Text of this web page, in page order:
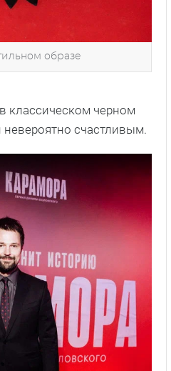
образе
классическом черном
счастливым.